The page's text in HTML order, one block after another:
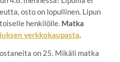
osto on lopullinen. Lipun
henkilölle. Matka
verkkokaupasta.
on 25. Mikäli matka